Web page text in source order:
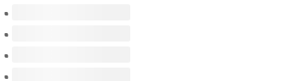
このタイトルの巻号